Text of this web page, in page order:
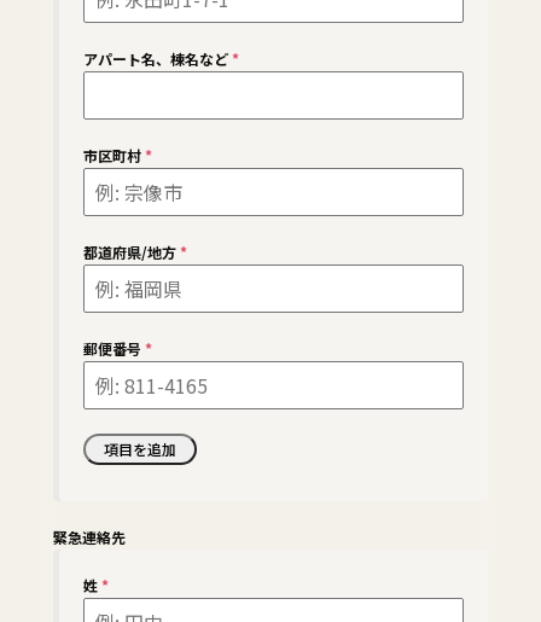
アパート名、棟名など*
市区町村*
都道府県/地方*
郵便番号 *
緊急連絡先
姓*